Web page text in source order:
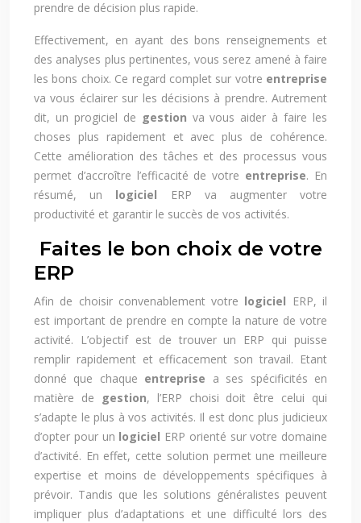
prendre de décision plus rapide.
Effectivement, en ayant des bons renseignements et
des analyses plus pertinentes, vous serez amené à faire
les bons choix. Ce regard complet sur votre entreprise
va vous éclairer sur les décisions à prendre. Autrement
dit, un progiciel de gestion va vous aider à faire les
choses plus rapidement et avec plus de cohérence.
Cette amélioration des tâches et des processus vous
permet d’accroître l’efficacité de votre entreprise. En
résumé, un logiciel ERP va augmenter votre
productivité et garantir le succès de vos activités.
Faites le bon choix de votre
ERP
Afin de choisir convenablement votre logiciel ERP, il
est important de prendre en compte la nature de votre
activité. L’objectif est de trouver un ERP qui puisse
remplir rapidement et efficacement son travail. Etant
donné que chaque entreprise a ses spécificités en
matière de
gestion, l’ERP choisi doit être celui qui
s’adapte le plus à vos activités. Il est donc plus judicieux
d’opter pour un logiciel ERP orienté sur votre domaine
d’activité. En effet, cette solution permet une meilleure
expertise et moins de développements spécifiques à
prévoir. Tandis que les solutions généralistes peuvent
impliquer plus d’adaptations et une difficulté lors des